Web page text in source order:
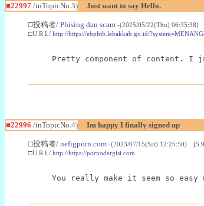
■22997 /inTopicNo.3) Just want to say Hello.
□投稿者/ Phising dan scam -(2025/05/22(Thu)
□U R L/ http://https://ebphtb.lebakkab.go.id/
Pretty component of content. I
■22996 /inTopicNo.4) Im happy I finally signed up
□投稿者/ nefigporn.com -(2023/07/15(Sat) 12:25:50)
□U R L/ http://https://pornodergisi.com
You really make it seem so